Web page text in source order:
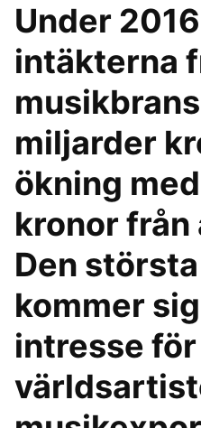
Under
intäkterna
miljarder
ökning
kronor från
Den
kommer
intresse för